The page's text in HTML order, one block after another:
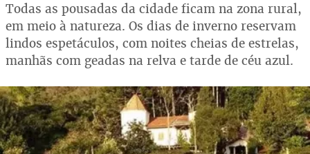
Todas as pousadas da cidade ficam na zona rural,
em meio à natureza. Os dias de inverno reservam
lindos espetáculos, com noites cheias de estrelas,
manhãs com geadas na relva e tarde de céu azul.